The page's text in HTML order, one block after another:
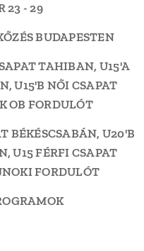
23 - 29
BUDAPESTEN
TAHIBAN, U15'A
U15'B NŐI CSAPAT
OB FORDULÓT
BÉKÉSCSABÁN, U20'B
U15 FÉRFI CSAPAT
FORDULÓT